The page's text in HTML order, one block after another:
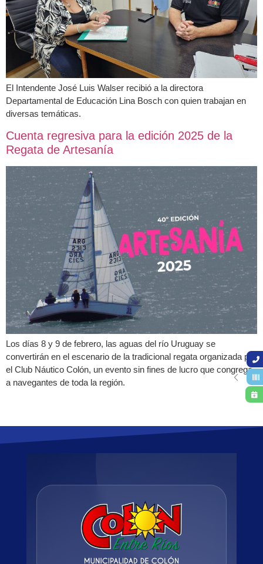
El Intendente José Luis Walser recibió a la directora
Departamental de Educación Lina Bosch con quien trabajan en
diversas temáticas.
Cuenta regresiva para la edición 2025 de la
Regata de Artesanía
Los días 8 y 9 de febrero, las aguas del río Uruguay se
convertirán en el escenario de la tradicional regata organizada por
el Club Náutico Colón, un evento sin fines de lucro que congrega
a navegantes de toda la región.